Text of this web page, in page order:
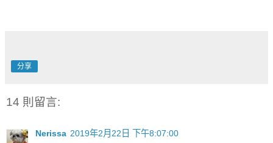
分享
14 則留言:
Nerissa 2019年2月22日 下午8:07:00